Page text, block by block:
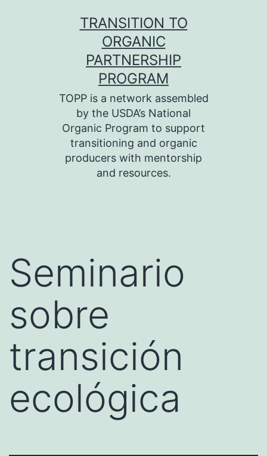
TRANSITION TO
ORGANIC
PARTNERSHIP
PROGRAM
TOPP is a network assembled
by the USDA’s National
Organic Program to support
transitioning and organic
producers with mentorship
and resources.
Seminario
sobre
transición
ecológica